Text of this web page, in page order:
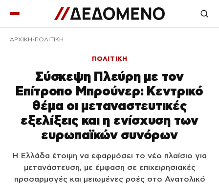
ΑΡΧΙΚΉ ΠΟΛΙΤΙΚΗ
ΠΟΛΙΤΙΚΗ
Σύσκεψη Πλεύρη με τον
Επίτροπο Μπρούνερ: Κεντρικό
θέμα οι μεταναστευτικές
εξελίξεις και η ενίσχυση των
ευρωπαϊκών συνόρων
Η Ελλάδα έτοιμη να εφαρμόσει το νέο πλαίσιο για
μετανάστευση, με έμφαση σε επιχειρησιακές
προσαρμογές και μειωμένες ροές στο Ανατολικό